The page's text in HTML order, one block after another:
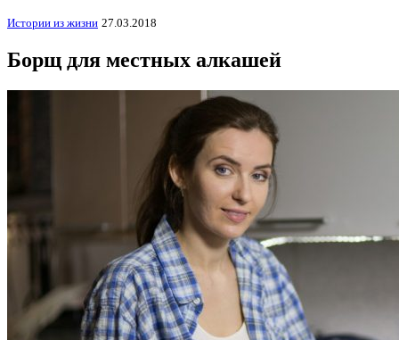
Истории из жизни 27.03.2018
Борщ для местных алкашей